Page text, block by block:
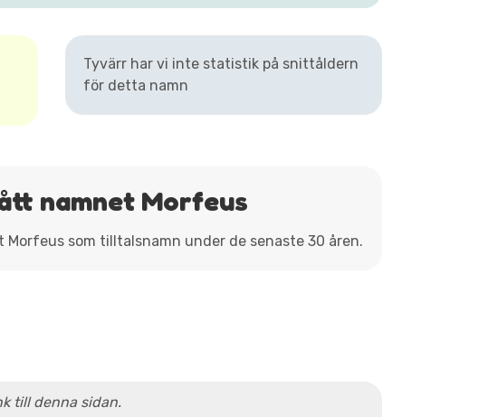
Tyvärr har vi inte statistik på snittåldern
för detta namn
namnet Morfeus
som tilltalsnamn under de senaste 30 åren.
till denna sidan.